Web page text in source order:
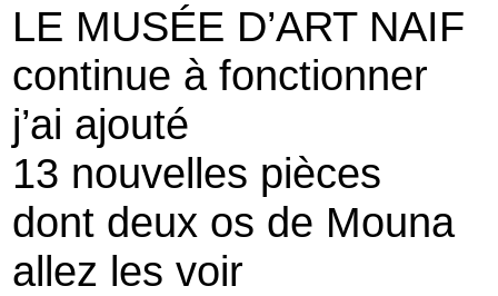
LE MUSÉE D’ART NAIF
continue à fonctionner
j’ai ajouté
13 nouvelles pièces
dont deux os de Mouna
allez les voir